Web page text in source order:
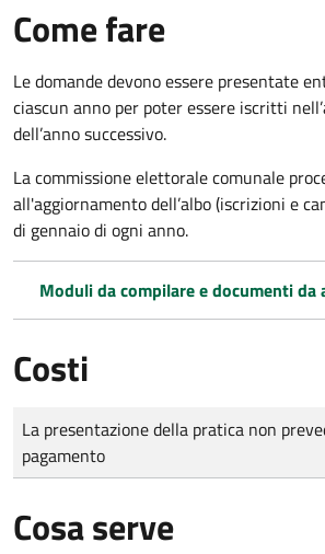
Come fare
Le domandedevono essere presentate
ciascun anno per poter essere iscritti
dell’anno successivo.
La commissione elettorale comunale
all'aggiornamento dell’albo (iscrizioni e
di gennaio di ogni anno.
Moduli da compilare e documenti da
Costi
Tipo di pagamento
Importo
La presentazione della pratica non
pagamento
Cosa serve